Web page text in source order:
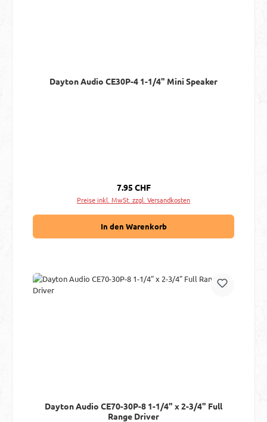
Dayton Audio CE30P-4 1-1/4" Mini Speaker
Regulärer Preis:
7.95 CHF
Preise inkl. MwSt. zzgl. Versandkosten
In den Warenkorb
Dayton Audio CE70-30P-8 1-1/4" x 2-3/4" Full
Range Driver